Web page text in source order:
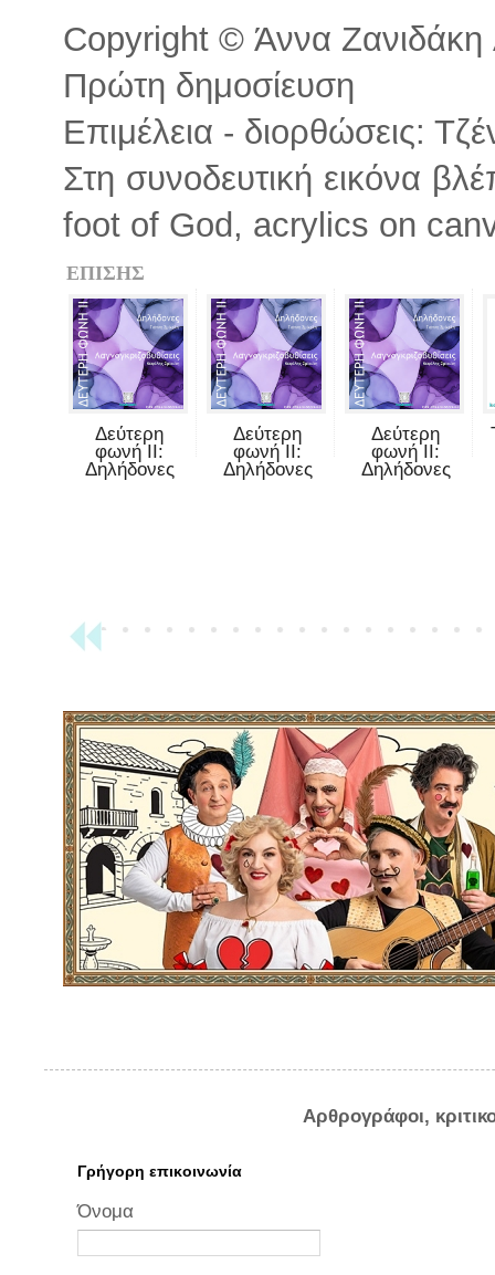
Copyright © Άννα
Πρώτη δημοσίευση
Επιμέλεια - διορθώσεις:
Στη συνοδευτική εικόνα
foot of God, acrylics on
ΕΠΙΣΗΣ
Δεύτερη
φωνή II:
Δηλήδονες
Δεύτερη
φωνή II:
Δηλήδονες
Δεύτερη
φωνή II:
Δηλήδονες
Αρθρογράφοι,
Γρήγορη επικοινωνία
Όνομα